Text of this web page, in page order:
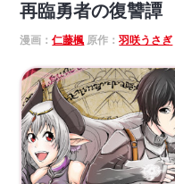
再臨勇者の復讐譚
漫画：仁藤楓 原作：羽咲うさぎ